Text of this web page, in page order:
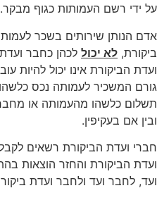
על ידי רשם העמותות כגוף מבקר.
אדם הנותן שירותים בשכר
ביקורת, לא יכול לכהן כחבר
ועדת הביקורת אינו יכול להיות
גורם המשכיר לעמותה נכס
תשלום כלשהו מהעמותה או
ובין אם בעקיפין.
חברי ועדת הביקורת רשאים
ועדת הביקורת והחזר הוצאות
ועד, לחבר ועד ולחבר ועדת